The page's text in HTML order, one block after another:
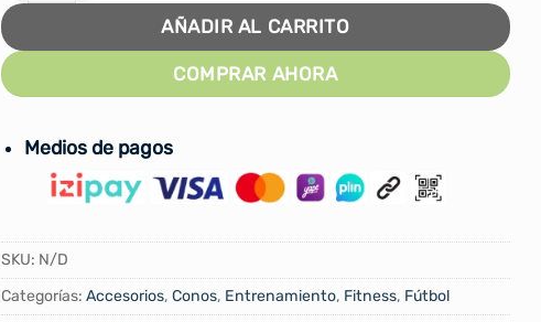
AÑADIR AL CARRITO
COMPRAR AHORA
Medios de pagos
SKU: N/D
Categorías: Accesorios, Conos, Entrenamiento, Fitness, Fútbol